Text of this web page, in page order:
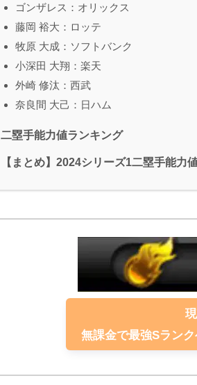
ゴンザレス：オリックス
藤岡 裕大：ロッテ
牧原 大成：ソフトバンク
小深田 大翔：楽天
外崎 修汰：西武
奈良間 大己：日ハム
二塁手能力値ランキング
【まとめ】2024シリーズ1二塁手能力
無課金で最強Sラン